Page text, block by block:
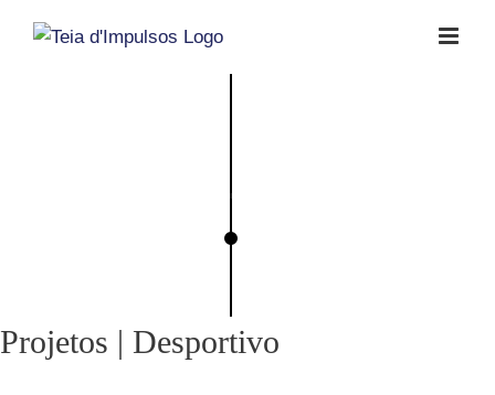
Projetos | Desportivo